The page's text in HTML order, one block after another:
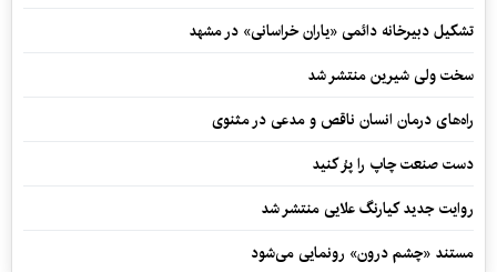
تشکیل دبیرخانه دائمی «یاران خراسانی» در مشهد
سخت ولی شیرین منتشر شد
راه‌های درمان انسان ناقص و مدعی در مثنوی
دست صنعت چاپ را پرُ کنید
روایت جدید کیارنگ علایی منتشر شد
مستند «چشم درون» رونمایی می‌شود